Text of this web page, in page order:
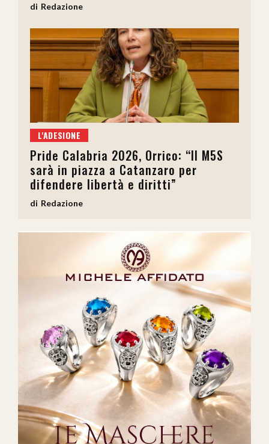
Redazione
L'ADESIONE
Pride Calabria 2026, Orrico: “Il M5S
sarà in piazza a Catanzaro per
difendere libertà e diritti”
Redazione